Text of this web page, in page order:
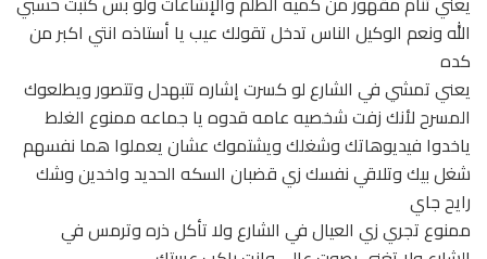
الله ونعم الوكيل الناس تدخل تقولك عيب يا أستاذه انتي اكبر من
كده
يعني تمشي في الشارع لو كسرت إشاره تتبهدل وتتصور ويطلعوك
المسرح لأنك زفت شخصيه عامه قدوه يا جماعه ممنوع الغلط
ياخدوا فيديوهاتك وشغلك ويشتموك عشان يعملوا هما نفسهم
شغل بيك وتلاقي نفسك زي قضبان السكه الحديد واخدين وشك
رايح جاي
ممنوع تجري زي العيال في الشارع ولا تأكل ذره وترمس في